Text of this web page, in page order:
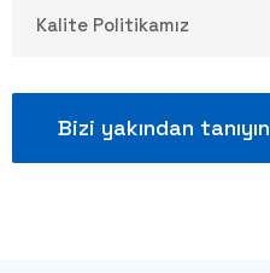
Kalite Politikamız
Bizi yakından tanıyın